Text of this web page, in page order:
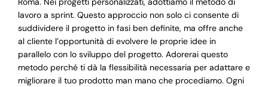
lavoro a sprint. Questo approccio non solo ci consente di
suddividere il progetto in fasi ben definite, ma offre anche
al cliente l’opportunità di evolvere le proprie idee in
parallelo con lo sviluppo del progetto. Adorerai questo
metodo perché ti dà la flessibilità necessaria per adattare e
migliorare il tuo prodotto man mano che procediamo. Ogni